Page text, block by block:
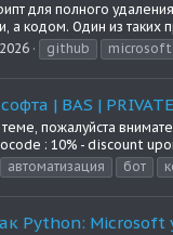
для полного
а кодом. Один из
github microsoft
| BAS |
теме, пожалуйста
: 10% - discount
автоматизация бот
Python: Microsoft